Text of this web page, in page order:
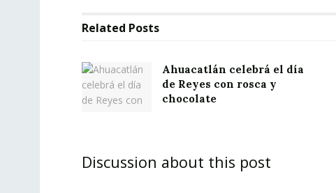
Related Posts
Ahuacatlán celebrá el día
de Reyes con rosca y
chocolate
Discussion about this post